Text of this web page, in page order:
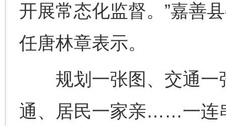
开展常态化监督。”嘉善
任唐林章表示。
规划一张图、交通一
通、居民一家亲……一连